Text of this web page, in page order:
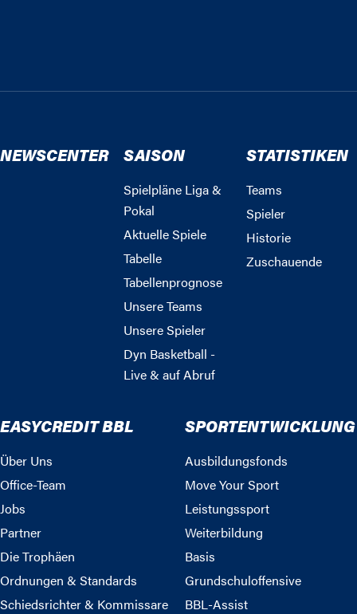
NEWSCENTER SAISON
Spielpläne Liga &
Pokal
Aktuelle Spiele
Tabelle
Tabellenprognose
Unsere Teams
Unsere Spieler
Dyn Basketball -
Live & auf Abruf
STATISTIKEN
Teams
Spieler
Historie
Zuschauende
EASYCREDIT BBL
Über Uns
Office-Team
Jobs
Partner
Die Trophäen
Ordnungen & Standards
Schiedsrichter & Kommissare
SPORTENTWICKLUNG
Ausbildungsfonds
Move Your Sport
Leistungssport
Weiterbildung
Basis
Grundschuloffensive
BBL-Assist